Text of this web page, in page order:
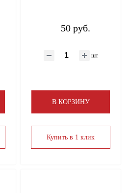
50 руб.
шт
В КОРЗИНУ
Купить в 1 клик